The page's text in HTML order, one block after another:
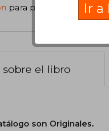
para poder agregar tu
el libro
son Originales.
Ir a